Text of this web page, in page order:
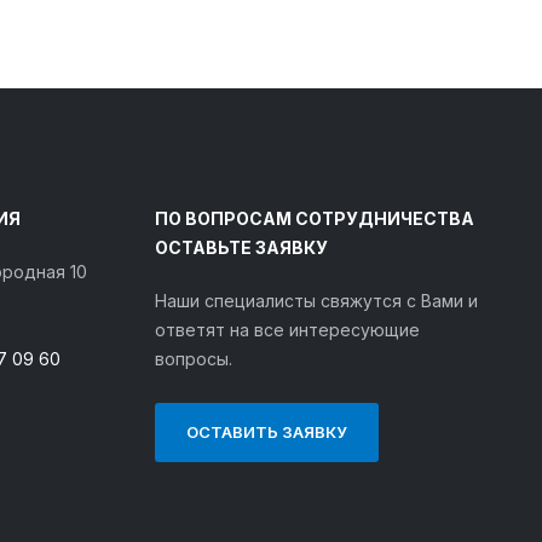
10
09 60
ПО ВОПРОСАМ СОТРУДНИЧЕСТВА
ОСТАВЬТЕ ЗАЯВКУ
Наши специалисты свяжутся с Вами и
ответят на все интересующие
вопросы.
ОСТАВИТЬ ЗАЯВКУ